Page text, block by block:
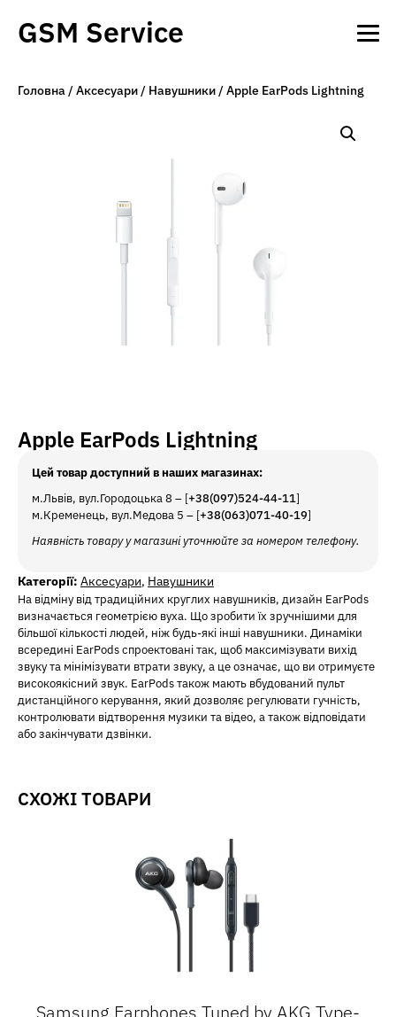
GSM Service
Головна/Аксесуари/ Навушники/ Apple EarPods Lightning
Apple EarPods Lightning
Цей товар доступний в наших магазинах:
м.Львів, вул.Городоцька 8 – [+38(097)524-44-11]
м.Кременець, вул.Медова 5 – [+38(063)071-40-19]
Наявність товару у магазині уточнюйте за номером телефону.
Категорії: Аксесуари, Навушники
На відміну від традиційних круглих навушників, дизайн EarPods
визначається геометрією вуха. Що зробити їх зручнішими для
більшої кількості людей, ніж будь-які інші навушники. Динаміки
всередині EarPods спроектовані так, щоб максимізувати вихід
звуку та мінімізувати втрати звуку, а це означає, що ви отримуєте
високоякісний звук. EarPods також мають вбудований пульт
дистанційного керування, який дозволяє регулювати гучність,
контролювати відтворення музики та відео, а також відповідати
або закінчувати дзвінки.
СХОЖІ ТОВАРИ
Samsung Earphones Tuned by AKG Type-